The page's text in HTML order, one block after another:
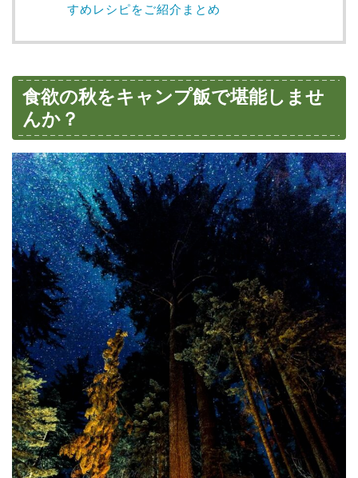
すめレシピをご紹介まとめ
食欲の秋をキャンプ飯で堪能しませ
んか？